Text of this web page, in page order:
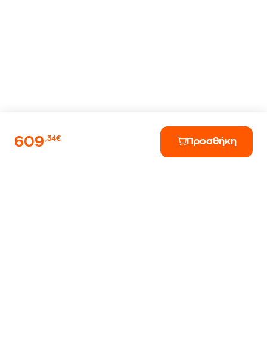
609,34€ Προσθήκη